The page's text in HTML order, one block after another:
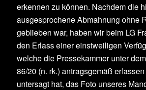
erkennen zu können. Nachdem die
ausgesprochene Abmahnung ohne
geblieben war, haben wir beim LG
den Erlass einer einstweiligen
welche die Pressekammer unter
86/20 (n. rk.) antragsgemäß
untersagt hat, das Foto unseres